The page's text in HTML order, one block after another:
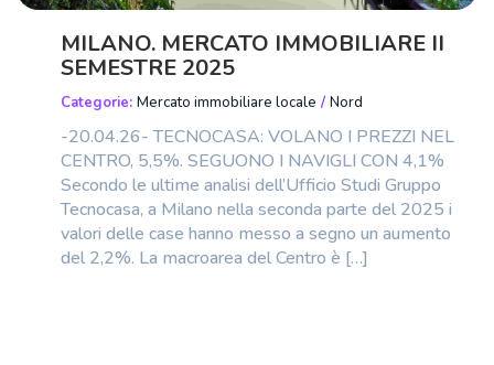
MILANO. MERCATO IMMOBILIARE II
SEMESTRE 2025
Categorie: Mercato immobiliare locale / Nord
-20.04.26- TECNOCASA: VOLANO I PREZZI NEL
CENTRO, 5,5%. SEGUONO I NAVIGLI CON 4,1%
Secondo le ultime analisi dell’Ufficio Studi Gruppo
Tecnocasa, a Milano nella seconda parte del 2025 i
valori delle case hanno messo a segno un aumento
del 2,2%. La macroarea del Centro è […]